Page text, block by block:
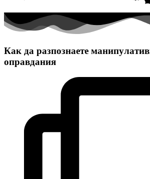
Как да разпознаете
оправдания